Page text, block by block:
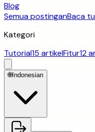
Blog
Semua postinganBaca
Kategori
Tutorial15 artikelFitur12
🌐Indonesian